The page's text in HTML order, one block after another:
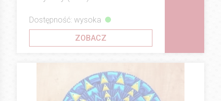
Dostępność: wysoka
ZOBACZ